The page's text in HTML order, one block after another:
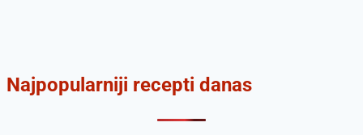
Najpopularniji recepti danas